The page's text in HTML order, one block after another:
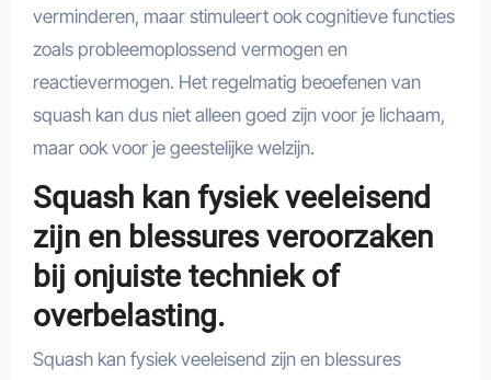
verminderen, maar stimuleert ook cognitieve functies
zoals probleemoplossend vermogen en
reactievermogen. Het regelmatig beoefenen van
squash kan dus niet alleen goed zijn voor je lichaam,
maar ook voor je geestelijke welzijn.
Squash kan fysiek veeleisend
zijn en blessures veroorzaken
bij onjuiste techniek of
overbelasting.
Squash kan fysiek veeleisend zijn en blessures